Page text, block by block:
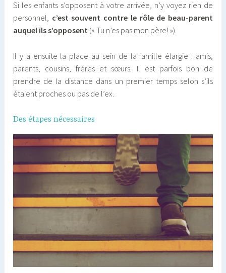
Si les enfants s’opposent à votre arrivée, n’y voyez rien de
personnel, c’est souvent contre le rôle de beau-parent
auquel ils s’opposent (« Tu n’es pas mon père! »).
Il y a ensuite la place au sein de la famille élargie : amis,
parents, cousins, frères et sœurs. Il est parfois bon de
prendre de la distance dans un premier temps selon s’ils
étaient proches ou pas de l’ex.
Des étapes nécessaires